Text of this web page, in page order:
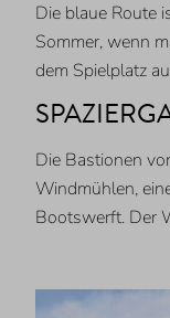
Die blaue Route
Sommer, wenn
dem Spielplatz
Die Bastionen
Windmühlen,
Bootswerft. Der